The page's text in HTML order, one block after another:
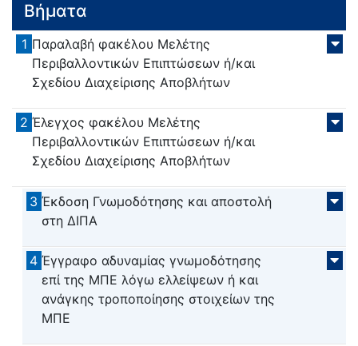
Βήματα
1 Παραλαβή φακέλου Μελέτης
Περιβαλλοντικών Επιπτώσεων ή/και
Σχεδίου Διαχείρισης Αποβλήτων
2 Έλεγχος φακέλου Μελέτης
Περιβαλλοντικών Επιπτώσεων ή/και
Σχεδίου Διαχείρισης Αποβλήτων
3 Έκδοση Γνωμοδότησης και αποστολή
στη ΔΙΠΑ
4 Έγγραφο αδυναμίας γνωμοδότησης
επί της ΜΠΕ λόγω ελλείψεων ή και
ανάγκης τροποποίησης στοιχείων της
ΜΠΕ